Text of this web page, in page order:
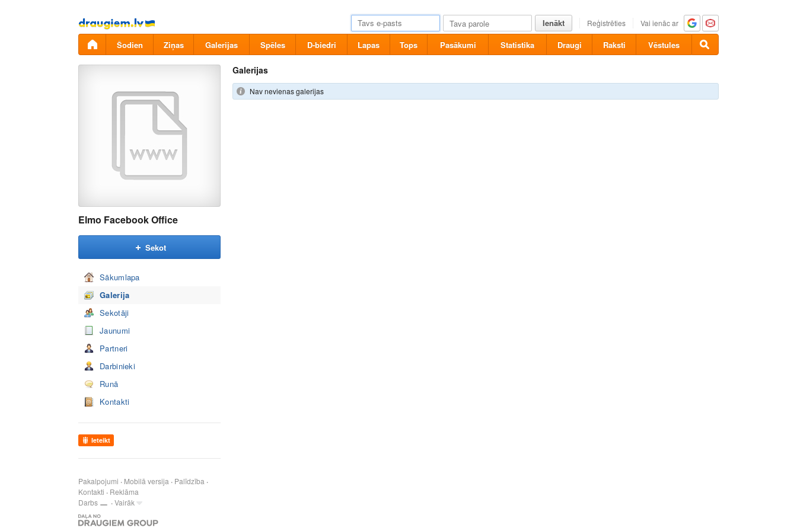
Pāriet
uz
saturu
Ienākt Reģistrēties Vai ienāc ar
Šodien Ziņas Galerijas Spēles D-biedri Lapas Tops Pasākumi Statistika Draugi Raksti Vēstules
Elmo Facebook Office
Sekot
Sākumlapa
Galerija
Sekotāji
Jaunumi
Partneri
Darbinieki
Runā
Kontakti
Ieteikt
Pakalpojumi Mobilā versija
Palīdzība
Kontakti
Reklāma
Darbs
Vairāk
Galerijas
Nav nevienas galerijas